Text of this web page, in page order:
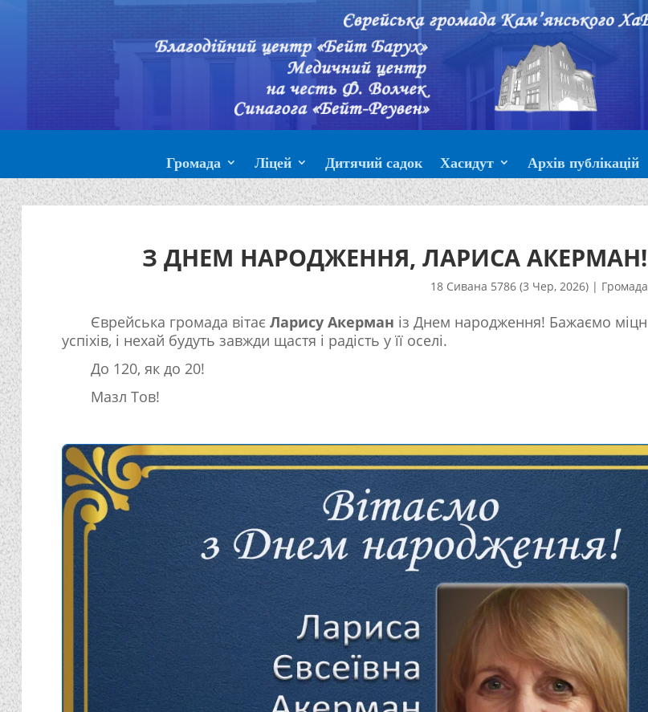
Громада Ліцей Дитячий садок Хасидут Архів публікацій
З ДНЕМ НАРОДЖЕННЯ, ЛАРИСА АКЕРМАН!
18 Сивана 5786 (3 Чер, 2026)| Громада
Єврейська громада вітає Ларису Акерман із Днем народження! Бажаємо
успіхів, і нехай будуть завжди щастя і радість у її оселі.
До 120, як до 20!
Мазл Тов!